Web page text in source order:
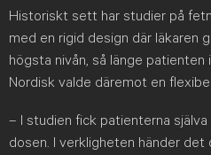
Historiskt sett har studier på
med en rigid design där läkaren
högsta nivån, så länge
Nordisk valde däremot en
– I studien fick patienterna
dosen. I verkligheten händer